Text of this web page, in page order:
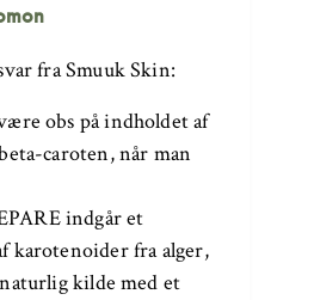
fra Smuuk Skin:
obs på indholdet af
caroten, når man
indgår et
karotenoider fra alger,
kilde med et